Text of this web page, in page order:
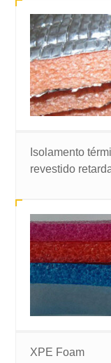
Isolamento
revestido
XPE Foam